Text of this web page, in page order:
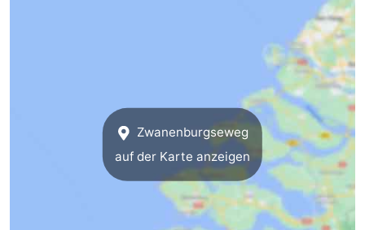
Zwanenburgseweg
auf der Karte anzeigen